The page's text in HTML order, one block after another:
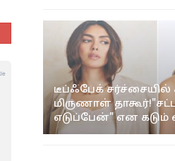
டீப்ஃபேக் சர்ச்சையில்
மிருணாள்
எடுப்பேன்" என கடும்